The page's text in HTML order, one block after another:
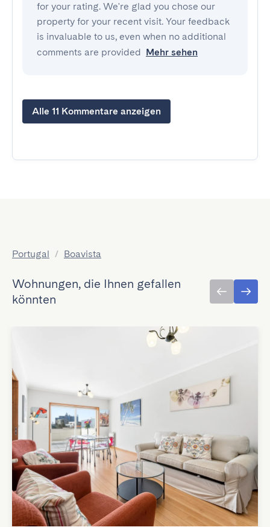
for your rating. We're glad you chose our
property for your recent visit. Your feedback
is invaluable to us, even when no additional
comments are provided Mehr sehen
Alle 11 Kommentare anzeigen
Portugal / Boavista
Wohnungen, die Ihnen gefallen
könnten